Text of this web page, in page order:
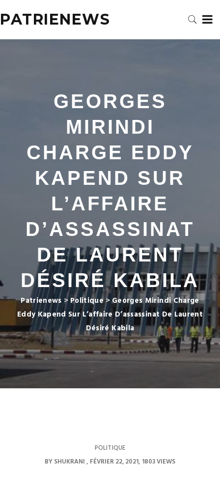
PATRIENEWS
GEORGES
MIRINDI
CHARGE EDDY
KAPEND SUR
L’AFFAIRE
D’ASSASSINAT
DE LAURENT
DÉSIRÉ KABILA
Patrienews >Politique>Georges Mirindi Charge
Eddy Kapend Sur L’affaire D’assassinat De Laurent
Désiré Kabila
POLITIQUE
BYSHUKRANI FÉVRIER 22, 2021 1803 VIEWS